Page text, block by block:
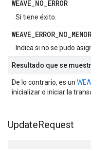
WEAVE_NO_ERROR
Si tiene éxito.
WEAVE_ERROR_NO_
Indica si no se pudo
Resultado que se
De lo contrario, es un
inicializar o iniciar la
UpdateRequest